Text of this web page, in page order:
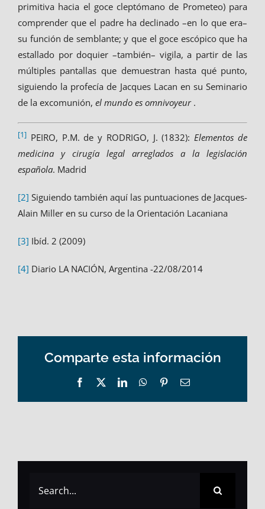
primitiva hacia el goce cleptómano de Prometeo) para
comprender que el padre ha declinado –en lo que era–
su función de semblante; y que el goce escópico que ha
estallado por doquier –también– vigila, a partir de las
múltiples pantallas que demuestran hasta qué punto,
siguiendo la profecía de Jacques Lacan en su Seminario
de la excomunión, el mundo es omnivoyeur.
[1]PEIRO, P.M. de y RODRIGO, J. (1832): Elementos de
medicina y cirugía legal arreglados a la legislación
española. Madrid
[2] Siguiendo también aquí las puntuaciones de Jacques-
Alain Miller en su curso de la Orientación Lacaniana
[3] Ibíd. 2 (2009)
[4] Diario LA NACIÓN, Argentina -22/08/2014
Comparte esta información
Facebook LinkedInWhatsApp
PinterestEmail
for: